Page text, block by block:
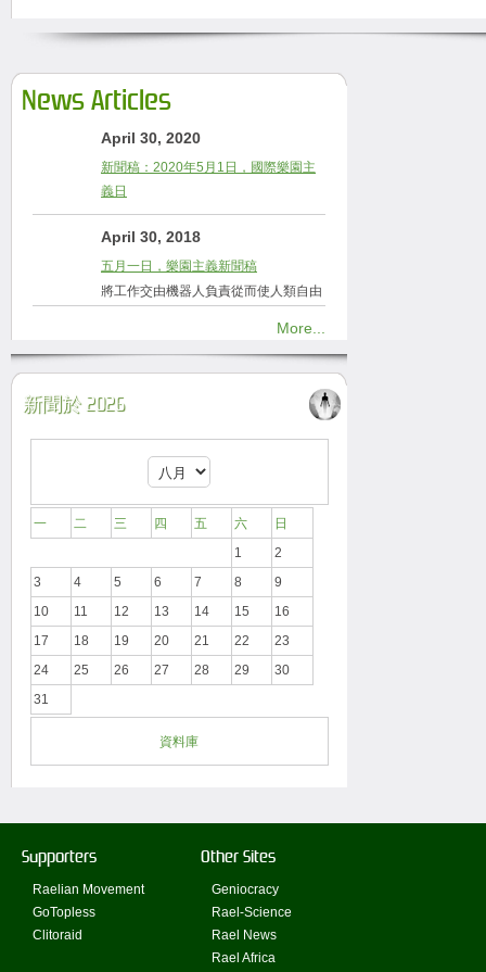
News Articles
April 30, 2020
新聞稿：2020年5月1日，國際樂園主
義日
April 30, 2018
五月一日，樂園主義新聞稿
將工作交由機器人負責從而使人類自由
More...
新聞於 2026
一 二 三 四 五 六
日
1
2
3
4 5 6 7 8
9
10
11 12 13 14 15
16
17
18 19 20 21 22
23
24
25 26 27 28 29
30
31
資料庫
Supporters
Raelian Movement
GoTopless
Clitoraid
Other Sites
Geniocracy
Rael-Science
Rael News
Rael Africa